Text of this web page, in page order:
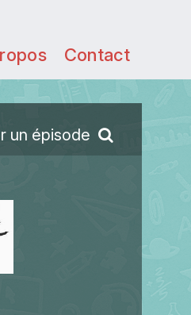
Contact
un épisode